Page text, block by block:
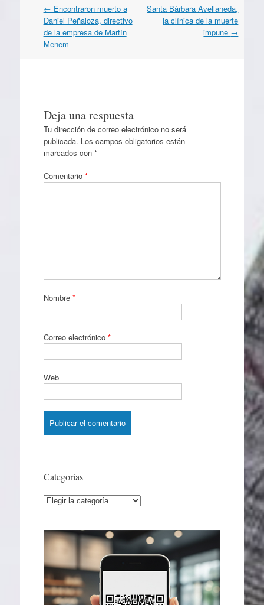
Navegación
por
artículos
← Encontraron muerto a
Daniel Peñaloza, directivo
de la empresa de Martín
Menem
Santa Bárbara Avellaneda,
la clínica de la muerte
impune →
Deja una respuesta
Tu dirección de correo electrónico no será
publicada. Los campos obligatorios están
marcados con *
Comentario *
Nombre *
Correo electrónico *
Web
Categorías
Categorías